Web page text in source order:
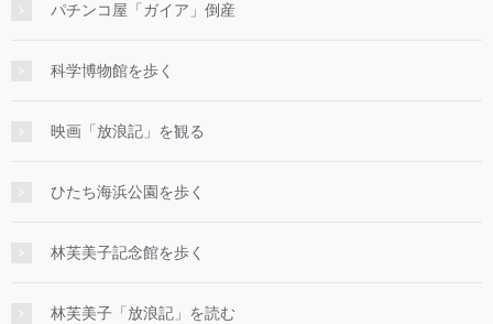
パチンコ屋「ガイア」倒産
科学博物館を歩く
映画「放浪記」を観る
ひたち海浜公園を歩く
林芙美子記念館を歩く
林芙美子「放浪記」を読む